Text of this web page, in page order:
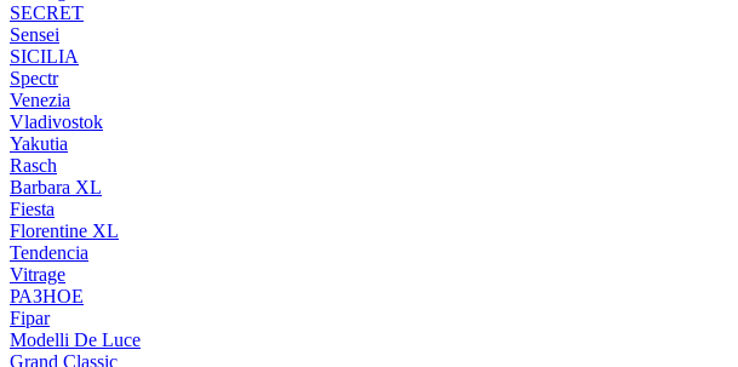
SECRET
Sensei
SICILIA
Spectr
Venezia
Vladivostok
Yakutia
Rasch
Barbara XL
Fiesta
Florentine XL
Tendencia
Vitrage
РАЗНОЕ
Fipar
Modelli De Luce
Grand Classic